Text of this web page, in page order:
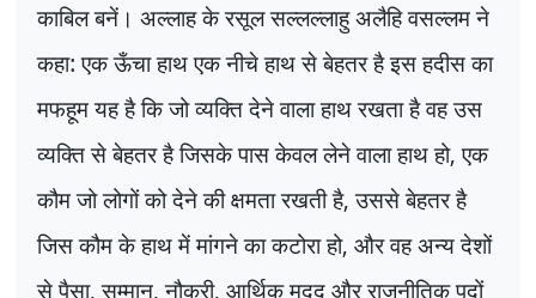
काबिल बनें। अल्लाह के रसूल सल्लल्लाहु अलैहि वसल्लम ने
कहा: एक ऊँचा हाथ एक नीचे हाथ से बेहतर है इस हदीस का
मफहूम यह है कि जो व्यक्ति देने वाला हाथ रखता है वह उस
व्यक्ति से बेहतर है जिसके पास केवल लेने वाला हाथ हो,एक
कौम जो लोगों को देने की क्षमता रखती है,उससे बेहतर है
जिस कौम के हाथ में मांगने का कटोरा हो, और वह अन्य देशों
से पैसा,सम्मान,नौकरी, आर्थिक मदद और राजनीतिक पदों